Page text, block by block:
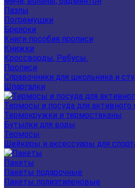
Пазлы
Погремушки
Брелоки
Книги пособия прописи
Книжки
Кроссворды, Ребусы.
Прописи
Справочники для школьника и
Шпаргалки
Термосы и посуда для активного
Термокружки и термостаканы
Бутылки для воды
Термосы
Шейкеры и аксессуары для
Пакеты
Пакеты подарочные
Пакеты полиэтиленовые